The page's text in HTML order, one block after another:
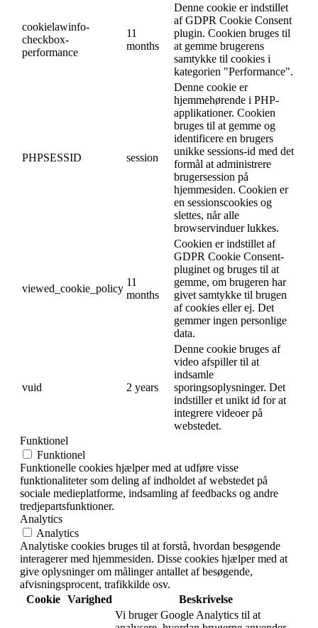
cookielawinfo-
checkbox-
performance
11
months
Denne cookie er indstillet
af GDPR Cookie Consent
plugin. Cookien bruges til
at gemme brugerens
samtykke til cookies i
kategorien "Performance".
PHPSESSID session
Denne cookie er
hjemmehørende i PHP-
applikationer. Cookien
bruges til at gemme og
identificere en brugers
unikke sessions-id med det
formål at administrere
brugersession på
hjemmesiden. Cookien er
en sessionscookies og
slettes, når alle
browservinduer lukkes.
viewed_cookie_policy
11
months
Cookien er indstillet af
GDPR Cookie Consent-
pluginet og bruges til at
gemme, om brugeren har
givet samtykke til brugen
af cookies eller ej. Det
gemmer ingen personlige
data.
vuid 2 years
Denne cookie bruges af
video afspiller til at
indsamle
sporingsoplysninger. Det
indstiller et unikt id for at
integrere videoer på
webstedet.
Funktionel
Funktionel
Funktionelle cookies hjælper med at udføre visse
funktionaliteter som deling af indholdet af webstedet på
sociale medieplatforme, indsamling af feedbacks og andre
tredjepartsfunktioner.
Analytics
Analytics
Analytiske cookies bruges til at forstå, hvordan besøgende
interagerer med hjemmesiden. Disse cookies hjælper med at
give oplysninger om målinger antallet af besøgende,
afvisningsprocent, trafikkilde osv.
Cookie Varighed
Beskrivelse
Vi bruger Google Analytics til at